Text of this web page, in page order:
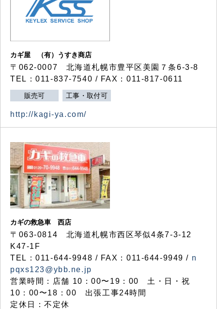
カギ屋 （有）うすき商店
〒062-0007 北海道札幌市豊平区美園７条6-3-8
TEL：011-837-7540 / FAX：011-817-0611
販売可 工事・取付可
http://kagi-ya.com/
カギの救急車 西店
〒063-0814 北海道札幌市西区琴似4条7-3-12
K47-1F
TEL：011-644-9948 / FAX：011-644-9949 / n
pqxs123@ybb.ne.jp
営業時間：店舗 10：00〜19：00 土・日・祝
10：00〜18：00 出張工事24時間
定休日：不定休